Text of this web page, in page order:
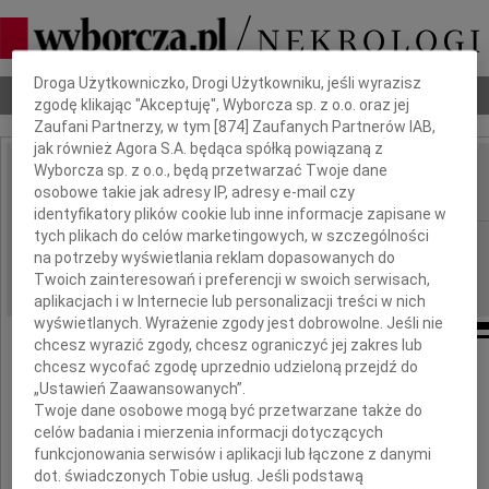
Nekrologi Odeszli Poradnik pogrzebowy
IMIĘ I NAZWISKO: Maria Pietrzykowska
REGION: Łódź
DATA EMISJI: 25.05.2016
przyjęliśmy wiadomość
o śmierci
Dbamy o Twoją prywatność
Droga Użytkowniczko, Drogi Użytkowniku, jeśli wyrazisz
zgodę klikając "Akceptuję", Wyborcza sp. z o.o. oraz jej
Zaufani Partnerzy, w tym [874 ] Zaufanych Partnerów IAB,
jak również Agora S.A. będąca spółką powiązaną z
Wyborcza sp. z o.o., będą przetwarzać Twoje dane
osobowe takie jak adresy IP, adresy e-mail czy
identyfikatory plików cookie lub inne informacje zapisane w
tych plikach do celów marketingowych, w szczególności
na potrzeby wyświetlania reklam dopasowanych do
Twoich zainteresowań i preferencji w swoich serwisach,
aplikacjach i w Internecie lub personalizacji treści w nich
wyświetlanych. Wyrażenie zgody jest dobrowolne. Jeśli nie
chcesz wyrazić zgody, chcesz ograniczyć jej zakres lub
chcesz wycofać zgodę uprzednio udzieloną przejdź do
„Ustawień Zaawansowanych”.
Twoje dane osobowe mogą być przetwarzane także do
celów badania i mierzenia informacji dotyczących
funkcjonowania serwisów i aplikacji lub łączone z danymi
dot. świadczonych Tobie usług. Jeśli podstawą